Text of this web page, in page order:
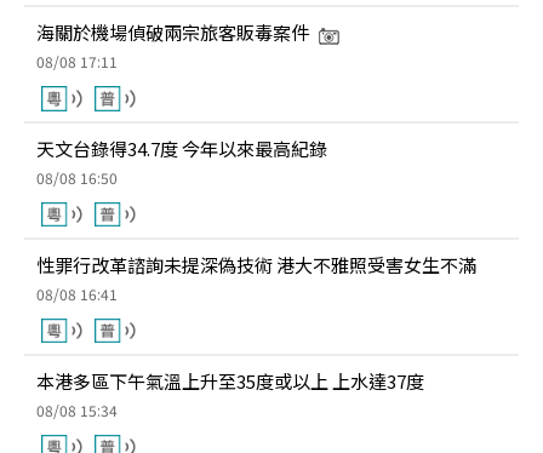
海關於機場偵破兩宗旅客販毒案件
08/08 17:11
天文台錄得34.7度 今年以來最高紀錄
08/08 16:50
性罪行改革諮詢未提深偽技術 港大不雅照受害女生不滿
08/08 16:41
本港多區下午氣溫上升至35度或以上 上水達37度
08/08 15:34